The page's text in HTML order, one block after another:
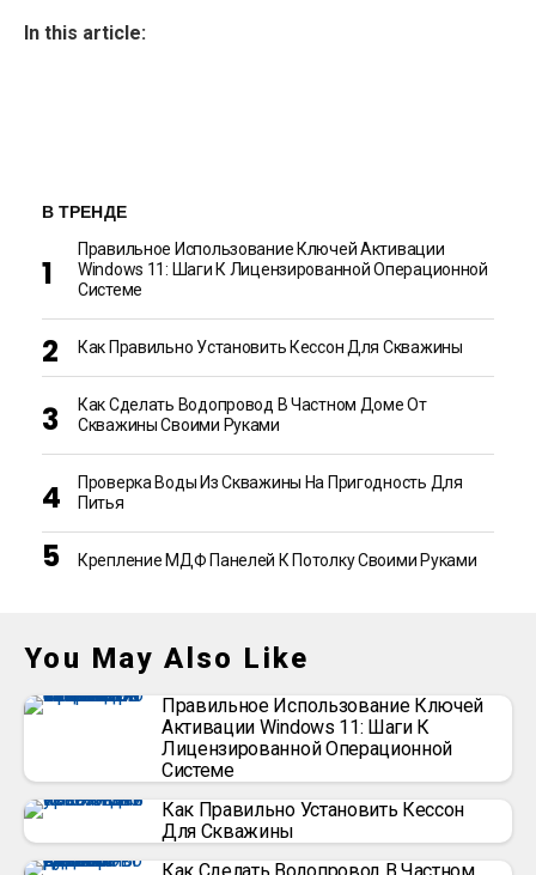
In this article:
В ТРЕНДЕ
Правильное Использование Ключей Активации
Windows 11: Шаги К Лицензированной Операционной
Системе
Как Правильно Установить Кессон Для Скважины
Как Сделать Водопровод В Частном Доме От
Скважины Своими Руками
Проверка Воды Из Скважины На Пригодность Для
Питья
Крепление МДФ Панелей К Потолку Своими Руками
You May Also Like
Правильное Использование Ключей
Активации Windows 11: Шаги К
Лицензированной Операционной
Системе
Как Правильно Установить Кессон
Для Скважины